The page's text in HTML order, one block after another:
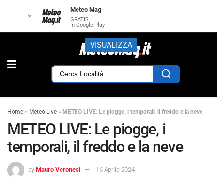
Home » Meteo Live » METEO LIVE: Le piogge, i temporali, il freddo e la neve
METEO LIVE: Le piogge, i
temporali, il freddo e la neve
by Mauro Veronesi 16 Aprile 2024
✕
Meteo Mag
GRATIS
In Google Play
VISUALIZZA